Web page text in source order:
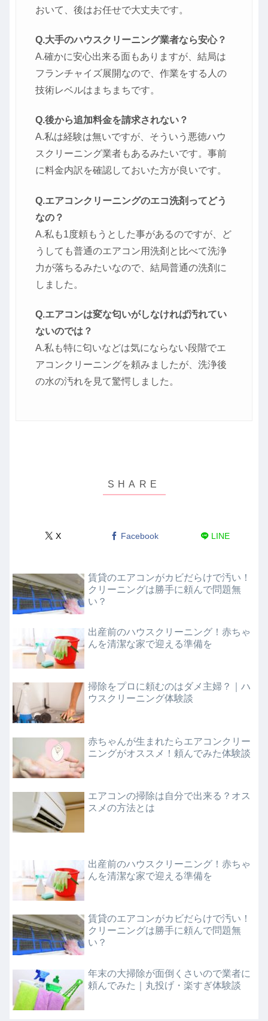
おいて、後はお任せで大丈夫です。
Q.大手のハウスクリーニング業者なら安心？
A.確かに安心出来る面もありますが、結局は
フランチャイズ展開なので、作業をする人の
技術レベルはまちまちです。
Q.後から追加料金を請求されない？
A.私は経験は無いですが、そういう悪徳ハウ
スクリーニング業者もあるみたいです。事前
に料金内訳を確認しておいた方が良いです。
Q.エアコンクリーニングのエコ洗剤ってどう
なの？
A.私も1度頼もうとした事があるのですが、ど
うしても普通のエアコン用洗剤と比べて洗浄
力が落ちるみたいなので、結局普通の洗剤に
しました。
Q.エアコンは変な匂いがしなければ汚れてい
ないのでは？
A.私も特に匂いなどは気にならない段階でエ
アコンクリーニングを頼みましたが、洗浄後
の水の汚れを見て驚愕しました。
X Facebook LINE
賃貸のエアコンがカビだらけで汚い！
クリーニングは勝手に頼んで問題無
い？
出産前のハウスクリーニング！赤ちゃ
んを清潔な家で迎える準備を
掃除をプロに頼むのはダメ主婦？｜ハ
ウスクリーニング体験談
赤ちゃんが生まれたらエアコンクリー
ニングがオススメ！頼んでみた体験談
エアコンの掃除は自分で出来る？オス
スメの方法とは
出産前のハウスクリーニング！赤ちゃ
んを清潔な家で迎える準備を
賃貸のエアコンがカビだらけで汚い！
クリーニングは勝手に頼んで問題無
い？
年末の大掃除が面倒くさいので業者に
頼んでみた｜丸投げ・楽すぎ体験談